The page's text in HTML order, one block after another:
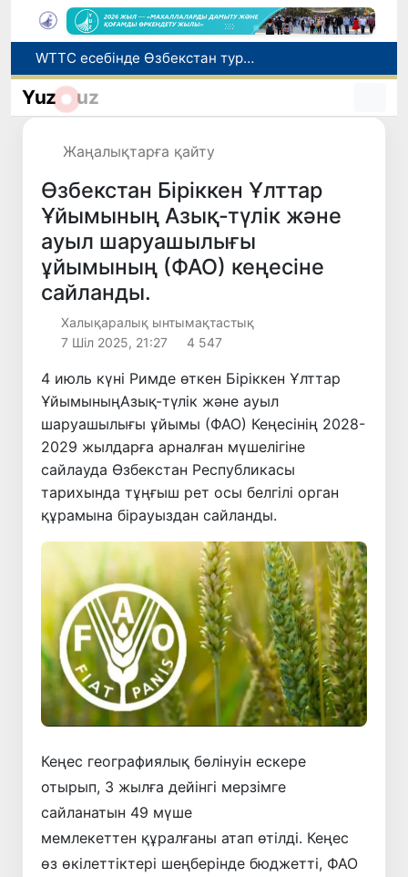
WTTC есебінде Өзбекстан туризмнің өсу қарқыны бойынша Орталық Азияда бірінші орынға шықты
Мүмкіндігі шектеулі талапкерлерге қабылдау емтихандарында қосымша уақыт беріледі
Адам саудасынан зардап шеккен азаматтар әлеуметтік қызметтермен қамтылады
Yuz uz
Жаңалықтарға қайту
Өзбекстан Біріккен Ұлттар
Ұйымының Азық-түлік және
ауыл шаруашылығы
ұйымының (ФАО) кеңесіне
сайланды.
Халықаралық ынтымақтастық
7 Шіл 2025, 21:27
4 547
4 июль күні Римде өткен Біріккен Ұлттар
ҰйымыныңАзық-түлік және ауыл
шаруашылығы ұйымы (ФАО) Кеңесінің 2028-
2029 жылдарға арналған мүшелігіне
сайлауда Өзбекстан Республикасы
тарихында тұңғыш рет осы белгілі орган
құрамына бірауыздан сайланды.
Кеңес географиялық бөлінуін ескере
отырып, 3 жылға дейінгі мерзімге
сайланатын 49 мүше
мемлекеттен құралғаны атап өтілді. Кеңес
өз өкілеттіктері шеңберінде бюджетті, ФАО